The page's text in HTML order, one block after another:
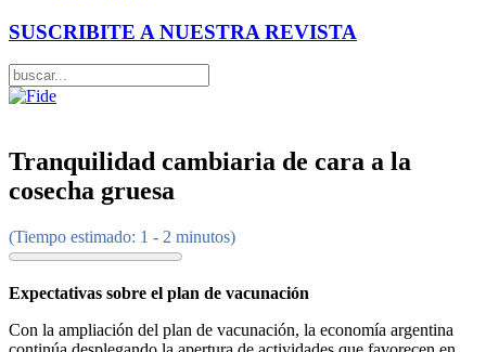
SUSCRIBITE A NUESTRA REVISTA
Tranquilidad cambiaria de cara a la
cosecha gruesa
(Tiempo estimado: 1 - 2 minutos)
Expectativas sobre el plan de vacunación
Con la ampliación del plan de vacunación, la economía argentina